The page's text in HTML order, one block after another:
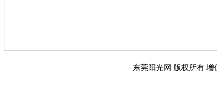
东莞阳光网 版权所有 增